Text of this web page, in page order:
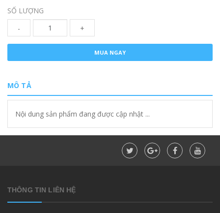
SỐ LƯỢNG
-
+
MUA NGAY
MÔ TẢ
Nội dung sản phẩm đang được cập nhật ...
THÔNG TIN LIÊN HỆ